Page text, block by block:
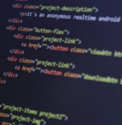
ИНСТРУМЕНТОВ
ДЛЯ
РАБОТЫ